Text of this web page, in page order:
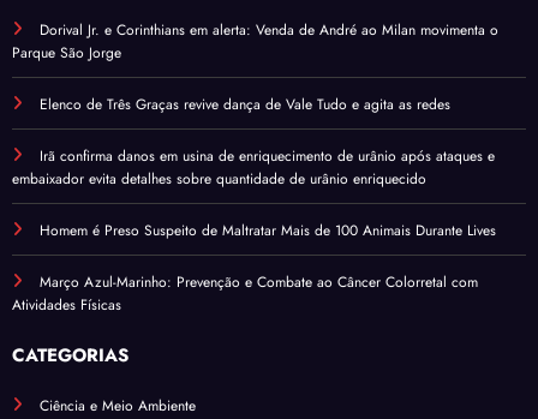
Dorival Jr. e Corinthians em alerta: Venda de André ao Milan movimenta o
Parque São Jorge
Elenco de Três Graças revive dança de Vale Tudo e agita as redes
Irã confirma danos em usina de enriquecimento de urânio após ataques e
embaixador evita detalhes sobre quantidade de urânio enriquecido
Homem é Preso Suspeito de Maltratar Mais de 100 Animais Durante Lives
Março Azul-Marinho: Prevenção e Combate ao Câncer Colorretal com
Atividades Físicas
CATEGORIAS
Ciência e Meio Ambiente